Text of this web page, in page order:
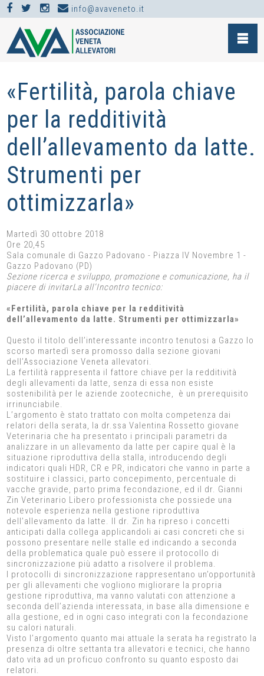
info@avaveneto.it
NEWS >EVENTI >
«FERTILITÀ, PAROLA CHIAVE PER LA REDDITIVITÀ
DELL’ALLEVAMENTO DA LATTE. STRUMENTI PER
OTTIMIZZARLA»
«Fertilità, parola chiave
per la redditività
dell’allevamento da latte.
Strumenti per
ottimizzarla»
Martedì 30 ottobre 2018
Ore 20,45
Sala comunale di Gazzo Padovano - Piazza IV Novembre 1 -
Gazzo Padovano (PD)
Sezione ricerca e sviluppo, promozione e comunicazione, ha il
piacere di invitarLa all’Incontro tecnico:
«Fertilità, parola chiave per la redditività
dell’allevamento da latte. Strumenti per ottimizzarla»
Questo il titolo dell’interessante incontro tenutosi a Gazzo lo
scorso martedì sera promosso dalla sezione giovani
dell’Associazione Veneta allevatori.
La fertilità rappresenta il fattore chiave per la redditività
degli allevamenti da latte, senza di essa non esiste
sostenibilità per le aziende zootecniche, è un prerequisito
irrinunciabile.
L’argomento è stato trattato con molta competenza dai
relatori della serata, la dr.ssa Valentina Rossetto giovane
Veterinaria che ha presentato i principali parametri da
analizzare in un allevamento da latte per capire qual è la
situazione riproduttiva della stalla, introducendo degli
indicatori quali HDR, CR e PR, indicatori che vanno in parte a
sostituire i classici, parto concepimento, percentuale di
vacche gravide, parto prima fecondazione, ed il dr. Gianni
Zin Veterinario Libero professionista che possiede una
notevole esperienza nella gestione riproduttiva
dell’allevamento da latte. Il dr. Zin ha ripreso i concetti
anticipati dalla collega applicandoli ai casi concreti che si
possono presentare nelle stalle ed indicando a seconda
della problematica quale può essere il protocollo di
sincronizzazione più adatto a risolvere il problema.
I protocolli di sincronizzazione rappresentano un’opportunità
per gli allevamenti che vogliono migliorare la propria
gestione riproduttiva, ma vanno valutati con attenzione a
seconda dell’azienda interessata, in base alla dimensione e
alla gestione, ed in ogni caso integrati con la fecondazione
su calori naturali.
Visto l’argomento quanto mai attuale la serata ha registrato la
presenza di oltre settanta tra allevatori e tecnici, che hanno
dato vita ad un proficuo confronto su quanto esposto dai
relatori.